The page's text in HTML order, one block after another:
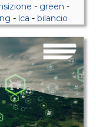
- green -
- lca - bilancio